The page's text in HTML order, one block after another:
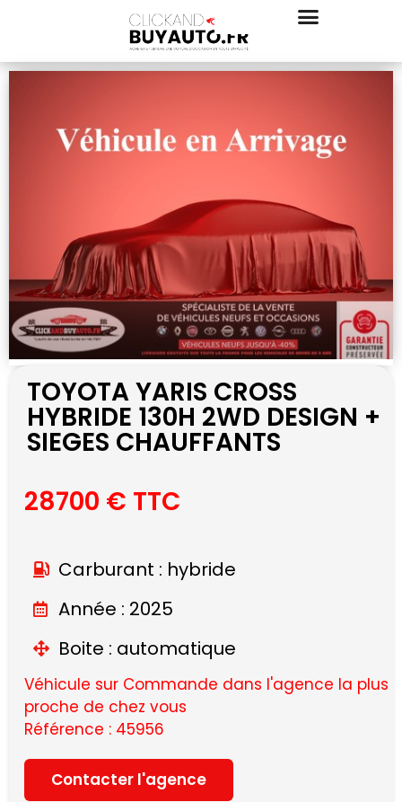
TOYOTA YARIS CROSS
HYBRIDE 130H 2WD DESIGN +
SIEGES CHAUFFANTS
28700 € TTC
Carburant : hybride
Année : 2025
Boite : automatique
Véhicule sur Commande dans l'agence la plus
proche de chez vous
Référence : 45956
Contacter l'agence